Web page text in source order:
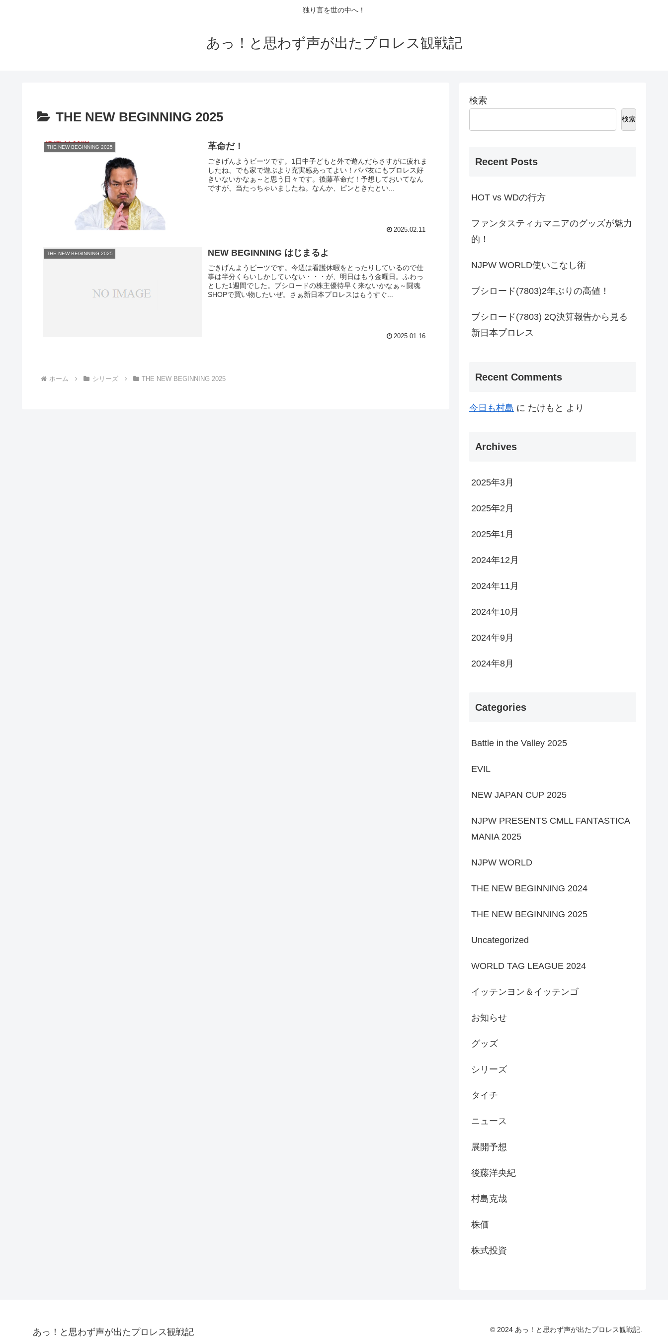
独り言を世の中へ！
あっ！と思わず声が出たプロレス観戦記
THE NEW BEGINNING 2025
THE NEW BEGINNING 2025 革命だ！
ごきげんようビーツです。1日中子どもと外で遊んだらさすがに疲れま
したね、でも家で遊ぶより充実感あってよい！パパ友にもプロレス好
きいないかなぁ～と思う日々です。後藤革命だ！予想しておいてなん
ですが、当たっちゃいましたね。なんか、ピンときたとい...
2025.02.11
THE NEW BEGINNING 2025 NEW BEGINNING はじまるよ
ごきげんようビーツです。今週は看護休暇をとったりしているので仕
事は半分くらいしかしていない・・・が、明日はもう金曜日。ふわっ
とした1週間でした。ブシロードの株主優待早く来ないかなぁ～闘魂
SHOPで買い物したいぜ。さぁ新日本プロレスはもうすぐ...
2025.01.16
ホーム シリーズ THE NEW BEGINNING 2025
検索
検索
Recent Posts
HOT vs WDの行方
ファンタスティカマニアのグッズが魅力
的！
NJPW WORLD使いこなし術
ブシロード(7803)2年ぶりの高値！
ブシロード(7803) 2Q決算報告から見る
新日本プロレス
Recent Comments
今日も村島 に たけもと より
Archives
2025年3月
2025年2月
2025年1月
2024年12月
2024年11月
2024年10月
2024年9月
2024年8月
Categories
Battle in the Valley 2025
EVIL
NEW JAPAN CUP 2025
NJPW PRESENTS CMLL FANTASTICA
MANIA 2025
NJPW WORLD
THE NEW BEGINNING 2024
THE NEW BEGINNING 2025
Uncategorized
WORLD TAG LEAGUE 2024
イッテンヨン＆イッテンゴ
お知らせ
グッズ
シリーズ
タイチ
ニュース
展開予想
後藤洋央紀
村島克哉
株価
株式投資
あっ！と思わず声が出たプロレス観戦記 © 2024 あっ！と思わず声が出たプロレス観戦記.